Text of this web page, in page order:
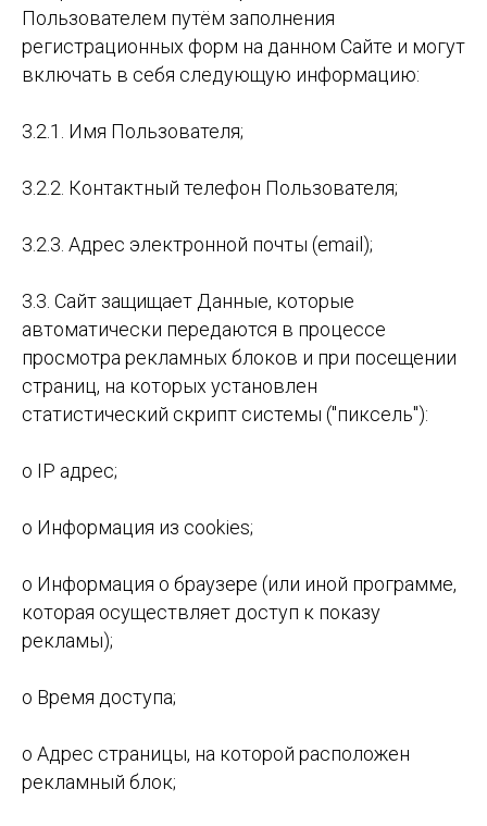
Пользователем путём заполнения
регистрационных форм на данном Сайте и могут
включать в себя следующую информацию:
3.2.1. Имя Пользователя;
3.2.2. Контактный телефон Пользователя;
3.2.3. Aдрес электронной почты (email);
3.3. Сайт защищает Данные, которые
автоматически передаются в процессе
просмотра рекламных блоков и при посещении
страниц, на которых установлен
статистический скрипт системы ("пиксель"):
o IP адрес;
o Информация из cookies;
o Информация о браузере (или иной программе,
которая осуществляет доступ к показу
рекламы);
o Время доступа;
o Адрес страницы, на которой расположен
рекламный блок;